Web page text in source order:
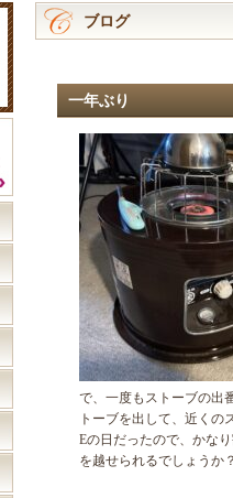
ブログ
一年ぶり
で、一度もストーブの出
トーブを出して、近く
Eの日だったので、かな
を越せられるでしょうか？